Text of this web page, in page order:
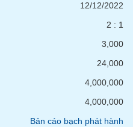
12/12/2022
2 : 1
3,000
24,000
4,000,000
4,000,000
Bản cáo bạch phát hành